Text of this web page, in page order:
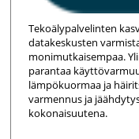
Tekoälypalvelinten
datakeskusten
monimutkaisempaa.
parantaa
lämpökuormaa ja
varmennus ja
kokonaisuutena.